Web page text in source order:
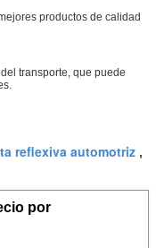
productos de calidad
transporte, que puede
reflexiva automotriz ,
por